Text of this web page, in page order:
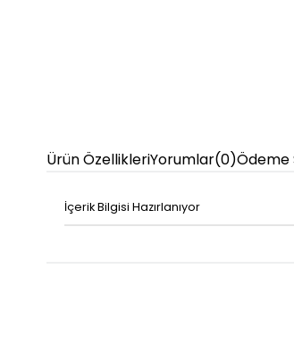
Ürün ÖzellikleriYorumlar(0)Ödeme
İçerik Bilgisi Hazırlanıyor